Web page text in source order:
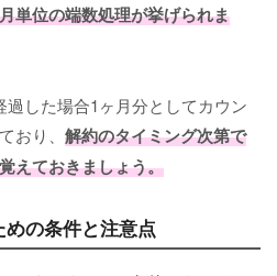
月単位の端数処理が挙げられま
した場合1ヶ月分としてカウン
おり、 解約のタイミング次第で
えておきましょう。
の条件と注意点